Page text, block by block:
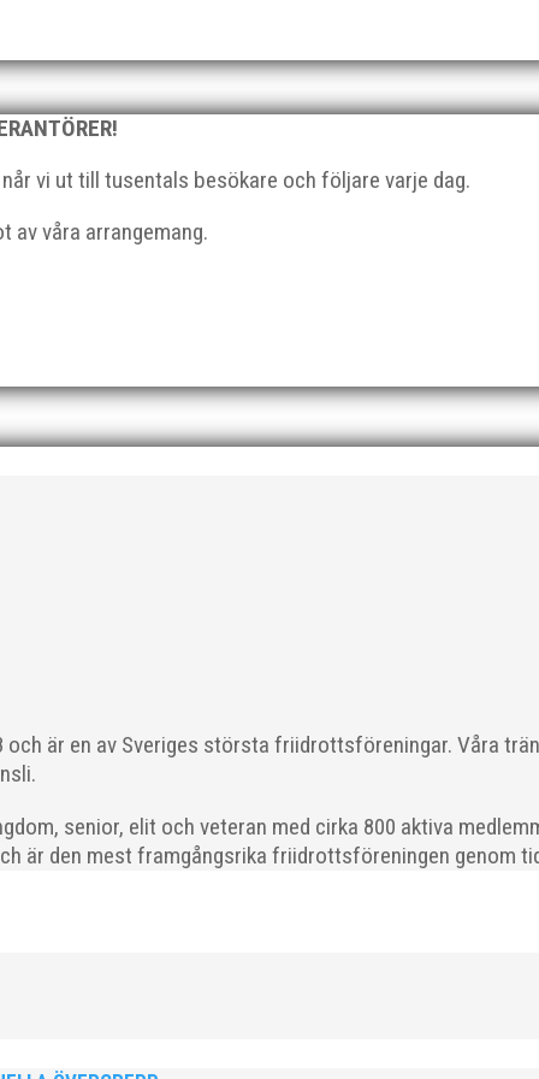
vi ut till tusentals besökare och följare varje dag.
av våra arrangemang.
är en av Sveriges största friidrottsföreningar. Våra
senior, elit och veteran med cirka 800 aktiva
är den mest framgångsrika friidrottsföreningen genom
kulstötare Wictor Petersson. Året gav svenskt rekord,
till MAI och Kalvinknatet – Lasses skötebarn i alla år.
för att ta emot hyllningarna. –...
MAI RUNNERS som sprang det mysiga Sylvesterloppet på
med tidtagning på de fem främsta i varje...
vara med och skapa glädje, gemenskap och utveckling i en
relationsbyggande och affärsinriktad...